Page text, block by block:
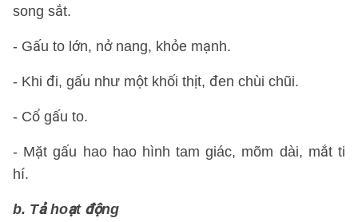
song sắt.
- Gấu to lớn, nở nang, khỏe mạnh.
- Khi đi, gấu như một khối thịt, đen chùi chũi.
- Cổ gấu to.
- Mặt gấu hao hao hình tam giác, mõm dài, mắt ti
hí.
b. Tả hoạt động